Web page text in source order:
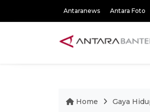
Antaranews Antara Foto
Home Gaya